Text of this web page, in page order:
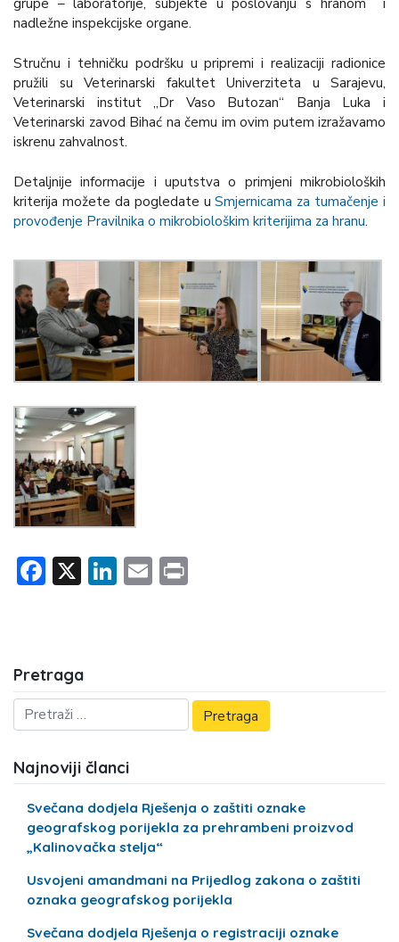
nadležne inspekcijske organe.
Stručnu i tehničku podršku u pripremi i realizaciji radionice
pružili su Veterinarski fakultet Univerziteta u Sarajevu,
Veterinarski institut „Dr Vaso Butozan“ Banja Luka i
Veterinarski zavod Bihać na čemu im ovim putem izražavamo
iskrenu zahvalnost.
Detaljnije informacije i uputstva o primjeni mikrobioloških
kriterija možete da pogledate uSmjernicama za tumačenje i
provođenje Pravilnika o mikrobiološkim kriterijima za hranu.
Facebook
X LinkedIn
Email
Pretraga
Najnoviji članci
Svečana dodjela Rješenja o zaštiti oznake
geografskog porijekla za prehrambeni proizvod
„Kalinovačka stelja“
Usvojeni amandmani na Prijedlog zakona o zaštiti
oznaka geografskog porijekla
Svečana dodjela Rješenja o registraciji oznake